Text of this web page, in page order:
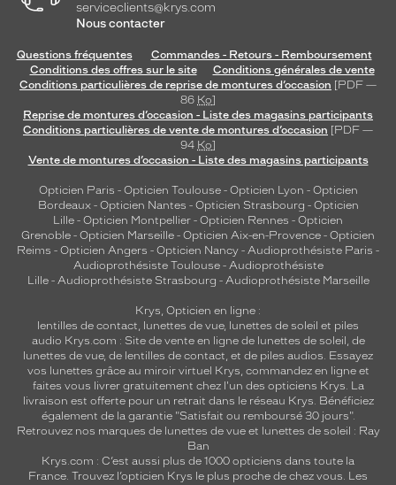
serviceclients@krys.com
Nous contacter
Questions fréquentes
Commandes - Retours - Remboursement
Conditions des offres sur le site
Conditions générales de vente
Conditions particulières de reprise de montures d’occasion [PDF —
86 Ko]
Reprise de montures d’occasion - Liste des magasins participants
Conditions particulières de vente de montures d’occasion [PDF —
94 Ko]
Vente de montures d’occasion - Liste des magasins participants
Opticien Paris - Opticien Toulouse- Opticien Lyon - Opticien
Bordeaux- Opticien Nantes - Opticien Strasbourg - Opticien
Lille - Opticien Montpellier - Opticien Rennes - Opticien
Grenoble - Opticien Marseille - Opticien Aix-en-Provence - Opticien
Reims - Opticien Angers - Opticien Nancy - Audioprothésiste Paris -
Audioprothésiste Toulouse- Audioprothésiste
Lille- Audioprothésiste Strasbourg - Audioprothésiste Marseille
Krys, Opticien en ligne :
lentilles de contact, lunettes de vue, lunettes de soleil et piles
audio Krys.com : Site de vente en ligne de lunettes de soleil, de
lunettes de vue, de lentilles de contact, et de piles audios. Essayez
vos lunettes grâce au miroir virtuel Krys, commandez en ligne et
faites vous livrer gratuitement chez l'un des opticiens Krys. La
livraison est offerte pour un retrait dans le réseau Krys. Bénéficiez
également de la garantie "Satisfait ou remboursé 30 jours".
Retrouvez nos marques de lunettes de vue et lunettes de soleil : Ray
Ban
Krys.com : C’est aussi plus de 1000 opticiens dans toute la
France. Trouvez l’opticien Krys le plus proche de chez vous. Les